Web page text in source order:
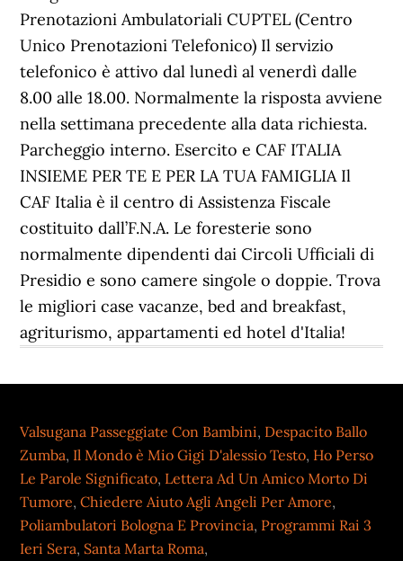
Valsugana Passeggiate Con Bambini, Despacito Ballo
Zumba, Il Mondo è Mio Gigi D'alessio Testo, Ho Perso
Le Parole Significato, Lettera Ad Un Amico Morto Di
Tumore,Chiedere Aiuto Agli Angeli Per Amore,
Poliambulatori Bologna E Provincia, Programmi Rai 3
Ieri Sera, Santa Marta Roma,